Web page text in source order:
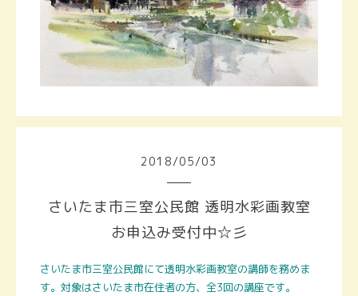
2018/05/03
さいたま市三室公民館 透明水彩画教室
お申込み受付中☆彡
さいたま市三室公民館にて透明水彩画教室の講師を務めま
す。対象はさいたま市在住者の方、全3回の講座です。